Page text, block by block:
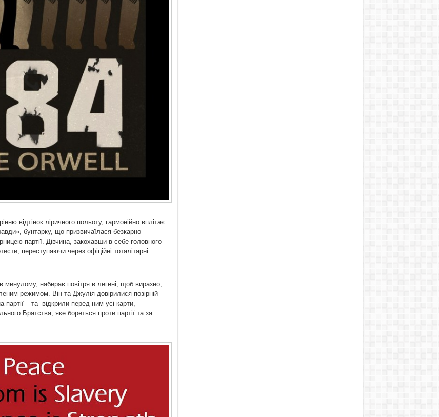
відтінок ліричного польоту, гармонійно вплітає
бунтарку, що призвичаїлася безкарно
партії. Дівчина, закохавши в себе головного
переступаючи через офіційні тоталітарні
минулому, набирає повітря в легені, щоб виразно,
режимом. Він та Джулія довірилися позірній
партії – та відкрили перед ним усі карти,
Братства, яке бореться проти партії та за